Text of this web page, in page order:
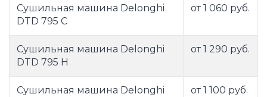
Сушильная машина Delonghi
DTD 795 C
от 1 060 руб.
Сушильная машина Delonghi
DTD 795 H
от 1 290 руб.
Сушильная машина Delonghi
от 1 100 руб.